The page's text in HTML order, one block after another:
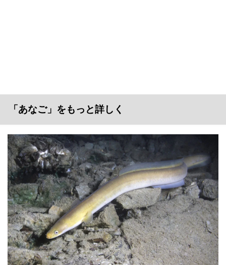
「あなご」をもっと詳しく